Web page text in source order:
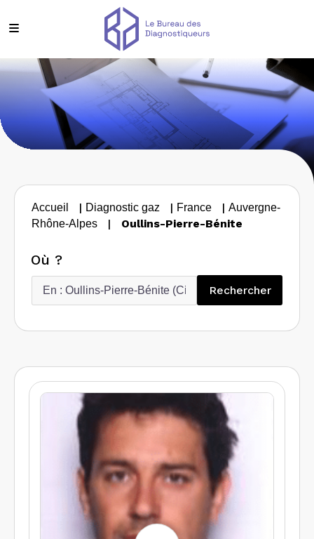
Accueil | Diagnostic gaz | France | Auvergne-
Rhône-Alpes
| Oullins-Pierre-Bénite
Où ?
Rechercher